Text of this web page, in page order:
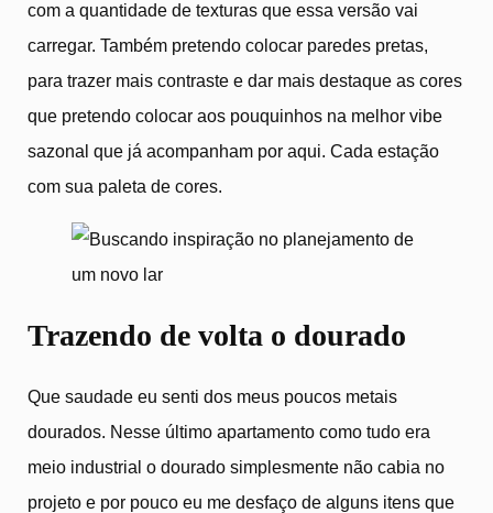
com a quantidade de texturas que essa versão vai
carregar. Também pretendo colocar paredes pretas,
para trazer mais contraste e dar mais destaque as cores
que pretendo colocar aos pouquinhos na melhor vibe
sazonal que já acompanham por aqui. Cada estação
com sua paleta de cores.
Trazendo de volta o dourado
Que saudade eu senti dos meus poucos metais
dourados. Nesse último apartamento como tudo era
meio industrial o dourado simplesmente não cabia no
projeto e por pouco eu me desfaço de alguns itens que